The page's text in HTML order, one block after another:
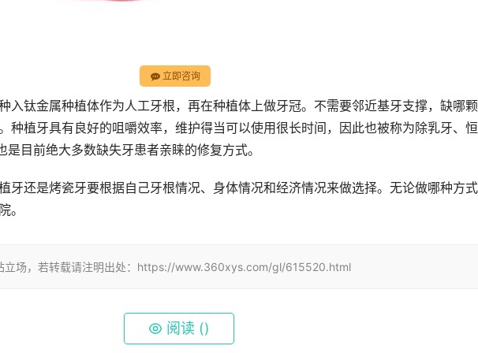
立即咨询
入钛金属种植体作为人工牙根，再在种植体上做牙冠。不需要邻近基牙支撑，缺哪颗
种植牙具有良好的咀嚼效率，维护得当可以使用很长时间，因此也被称为除乳牙、
是目前绝大多数缺失牙患者亲睐的修复方式。
牙还是烤瓷牙要根据自己牙根情况、身体情况和经济情况来做选择。无论做哪种方
。
立场，若转载请注明出处：https://www.360xys.com/gl/615520.html
阅读 ()